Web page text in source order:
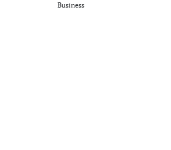
Business